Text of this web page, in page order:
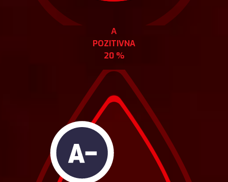
А
POZITIVNA
20 %